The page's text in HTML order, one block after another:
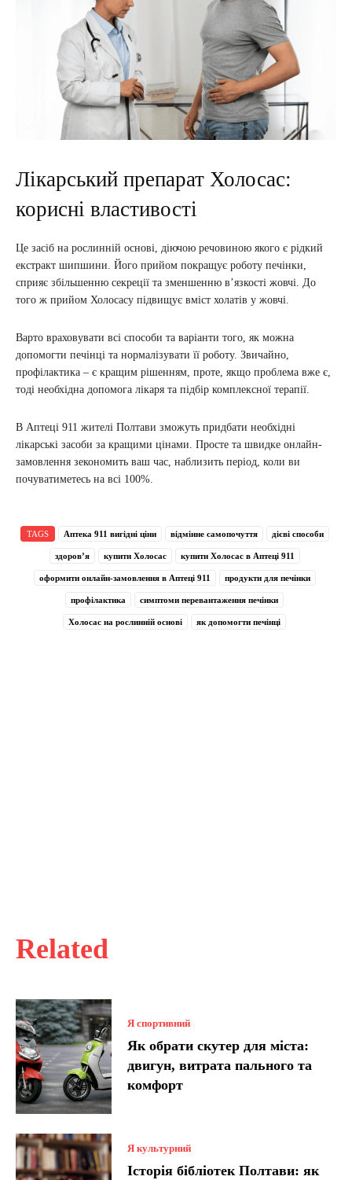
Related
Я спортивний
Як обрати скутер для міста:
двигун, витрата пального та
комфорт
Я культурний
Історія бібліотек Полтави: як
Лікарський препарат Холосас:
корисні властивості
Це засіб на рослинній основі, діючою речовиною якого є рідкий
екстракт шипшини. Його прийом покращує роботу печінки,
сприяє збільшенню секреції та зменшенню в’язкості жовчі. До
того ж прийом Холосасу підвищує вміст холатів у жовчі.
Варто враховувати всі способи та варіанти того, як можна
допомогти печінці та нормалізувати її роботу. Звичайно,
профілактика – є кращим рішенням, проте, якщо проблема вже є,
тоді необхідна допомога лікаря та підбір комплексної терапії.
В Аптеці 911 жителі Полтави зможуть придбати необхідні
лікарські засоби за кращими цінами. Просте та швидке онлайн-
замовлення зекономить ваш час, наблизить період, коли ви
почуватиметесь на всі 100%.
TAGS Аптека 911 вигідні ціни відмінне самопочуття дієві способи
здоров’я купити Холосас купити Холосас в Аптеці 911
оформити онлайн-замовлення в Аптеці 911 продукти для печінки
профілактика симптоми перевантаження печінки
Холосас на рослинній основі як допомогти печінці